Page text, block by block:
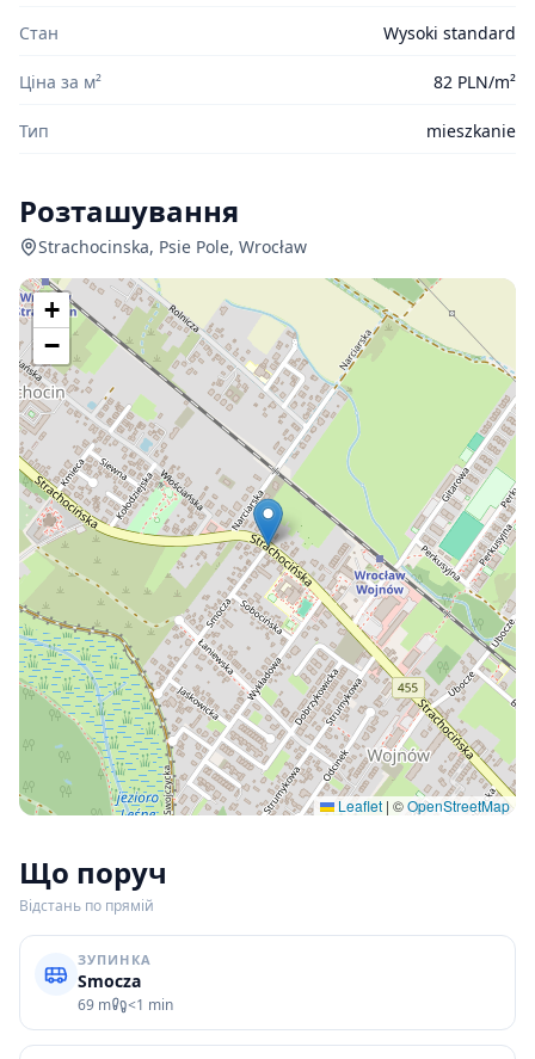
Стан Wysoki standard
Ціна за м² 82 PLN/m²
Тип mieszkanie
Розташування
Strachocinska, Psie Pole, Wrocław
+
−
Leaflet | ©OpenStreetMap
Що поруч
Відстань по прямій
ЗУПИНКА
Smocza
69 m <1 min